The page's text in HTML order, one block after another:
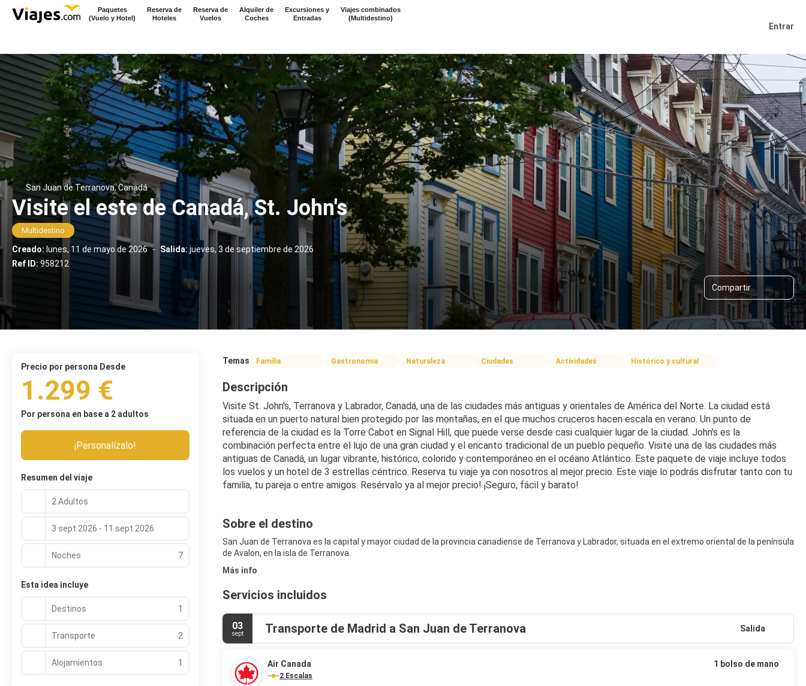
Paquetes
(Vuelo y Hotel)
Reserva de
Hoteles
Reserva de
Vuelos
Alquiler de
Coches
Excursiones y
Entradas
Viajes combinados
(Multidestino)
Entrar
San Juan de Terranova, Canadá
Visite el este de Canadá, St. John's
Multidestino
Creado: lunes, 11 de mayo de 2026 - Salida: jueves, 3 de septiembre de 2026
Ref ID: 958212
Compartir
Temas Familia Gastronomía Naturaleza Ciudades Actividades Histórico y cultural
Descripción
Visite St. John's, Terranova y Labrador, Canadá, una de las ciudades más antiguas y orientales de América del Norte. La ciudad está
situada en un puerto natural bien protegido por las montañas, en el que muchos cruceros hacen escala en verano. Un punto de
referencia de la ciudad es la Torre Cabot en Signal Hill, que puede verse desde casi cualquier lugar de la ciudad. John's es la
combinación perfecta entre el lujo de una gran ciudad y el encanto tradicional de un pueblo pequeño. Visite una de las ciudades más
antiguas de Canadá, un lugar vibrante, histórico, colorido y contemporáneo en el océano Atlántico. Este paquete de viaje incluye todos
los vuelos y un hotel de 3 estrellas céntrico. Reserva tu viaje ya con nosotros al mejor precio. Este viaje lo podrás disfrutar tanto con tu
familia, tu pareja o entre amigos. Resérvalo ya al mejor precio! ¡Seguro, fácil y barato!
Sobre el destino
San Juan de Terranova es la capital y mayor ciudad de la provincia canadiense de Terranova y Labrador, situada en el extremo oriental de la península
de Avalon, en la isla de Terranova.
Más info
Servicios incluidos
03
sept Transporte de Madrid a San Juan de Terranova Salida
Air Canada
2 Escalas
1 bolso de mano
precio por persona Desde
1.299 €
Por persona en base a 2 adultos
¡Personalízalo!
Resumen del viaje
2 Adultos
3 sept 2026 - 11 sept 2026
Noches 7
Esta idea incluye
Destinos 1
Transporte 2
Alojamientos 1